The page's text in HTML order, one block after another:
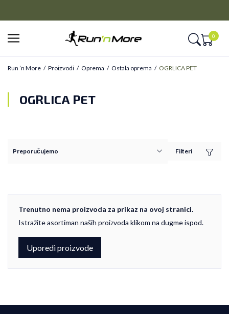
0
Run ’n More Proizvodi Oprema Ostala oprema OGRLICA PET
OGRLICA PET
Filteri
Trenutno nema proizvoda za prikaz na ovoj stranici.
Istražite asortiman naših proizvoda klikom na dugme ispod.
Uporedi proizvode